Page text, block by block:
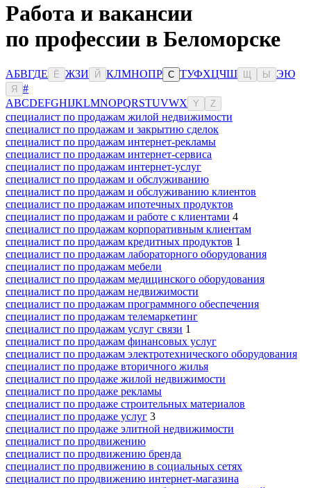
Работа и вакансии
по профессии в Беломорске
АБВГДЕ Ё ЖЗИ Й КЛМНОПР С ТУФХЦЧШ Ы ЭЮ
Я
#
ABCDEFGHIJKLMNOPQRSTUVWX Y Z
специалист по продажам жилой недвижимости
специалист по продажам и закрытию сделок
специалист по продажам интернет-рекламы
специалист по продажам интернет-сервиса
специалист по продажам интернет-услуг
специалист по продажам и обслуживанию
специалист по продажам и обслуживанию клиентов
специалист по продажам ипотечных продуктов
специалист по продажам и работе с клиентами 4
специалист по продажам корпоративным клиентам
специалист по продажам кредитных продуктов 1
специалист по продажам лабораторного оборудования
специалист по продажам мебели
специалист по продажам медицинского оборудования
специалист по продажам недвижимости
специалист по продажам программного обеспечения
специалист по продажам телемаркетинг
специалист по продажам услуг связи 1
специалист по продажам финансовых услуг
специалист по продажам электротехнического оборудования
специалист по продаже вторичного жилья
специалист по продаже жилой недвижимости
специалист по продаже рекламы
специалист по продаже строительных материалов
специалист по продаже услуг 3
специалист по продаже элитной недвижимости
специалист по продвижению
специалист по продвижению бренда
специалист по продвижению в социальных сетях
специалист по продвижению интернет-магазина